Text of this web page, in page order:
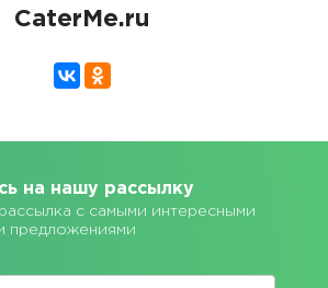
CaterMe.ru
на нашу рассылку
с самыми интересными
предложениями